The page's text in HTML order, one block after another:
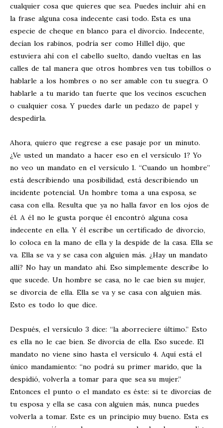
cualquier cosa que quieres que sea. Puedes incluir ahí en
la frase alguna cosa indecente casi todo. Esta es una
especie de cheque en blanco para el divorcio. Indecente,
decían los rabinos, podría ser como Hillel dijo, que
estuviera ahí con el cabello suelto, dando vueltas en las
calles de tal manera que otros hombres ven tus tobillos o
hablarle a los hombres o no ser amable con tu suegra. O
hablarle a tu marido tan fuerte que los vecinos escuchen
o cualquier cosa. Y puedes darle un pedazo de papel y
despedirla.
Ahora, quiero que regrese a ese pasaje por un minuto.
¿Ve usted un mandato a hacer eso en el versículo 1? Yo
no veo un mandato en el versículo 1. “Cuando un hombre”
está describiendo una posibilidad, está describiendo un
incidente potencial. Un hombre toma a una esposa, se
casa con ella. Resulta que ya no halla favor en los ojos de
él. A él no le gusta porque él encontró alguna cosa
indecente en ella. Y él escribe un certificado de divorcio,
lo coloca en la mano de ella y la despide de la casa. Ella se
va. Ella se va y se casa con alguien más. ¿Hay un mandato
allí? No hay un mandato ahí. Eso simplemente describe lo
que sucede. Un hombre se casa, no le cae bien su mujer,
se divorcia de ella. Ella se va y se casa con alguien más.
Esto es todo lo que dice.
Después, el versículo 3 dice: “la aborreciere último.” Esto
es ella no le cae bien. Se divorcia de ella. Eso sucede. El
mandato no viene sino hasta el versículo 4. Aquí está el
único mandamiento: “no podrá su primer marido, que la
despidió, volverla a tomar para que sea su mujer.”
Entonces el punto o el mandato es éste: si te divorcias de
tu esposa y ella se casa con alguien más, nunca puedes
volverla a tomar. Este es un principio muy bueno. Esta es